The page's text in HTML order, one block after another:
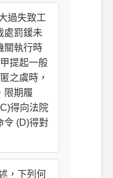
過失致工
處罰鍰未
關執行時
提起一般
之虞時，
限期履
得向法院
令 (D)得對
，下列何